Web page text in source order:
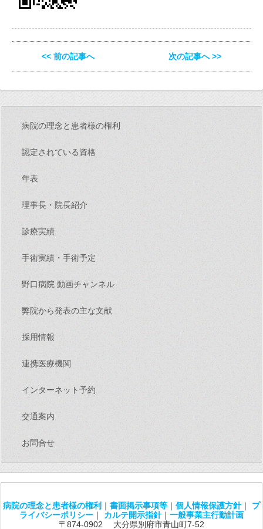
<< 前の記事へ 次の記事へ >>
病院の理念と患者様の権利
認定されている資格
年表
理事長・院長紹介
診療実績
手術実績・手術予定
野口病院 動画チャンネル
弊院から発表の主な文献
採用情報
連携医療機関
インターネット予約
交通案内
お問合せ
病院の理念と患者様の権利 ｜ 書面掲示事項等 ｜ 個人情報保護方針｜ プ
ライバシーポリシー ｜ カルテ開示指針｜ 一般事業主行動計画
〒874-0902 大分県別府市青山町7-52